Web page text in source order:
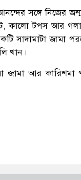
সঙ্গে নিজের
কালো টপস আর
সাদামাটা জামা
খান।
জামা আর কারিশমা